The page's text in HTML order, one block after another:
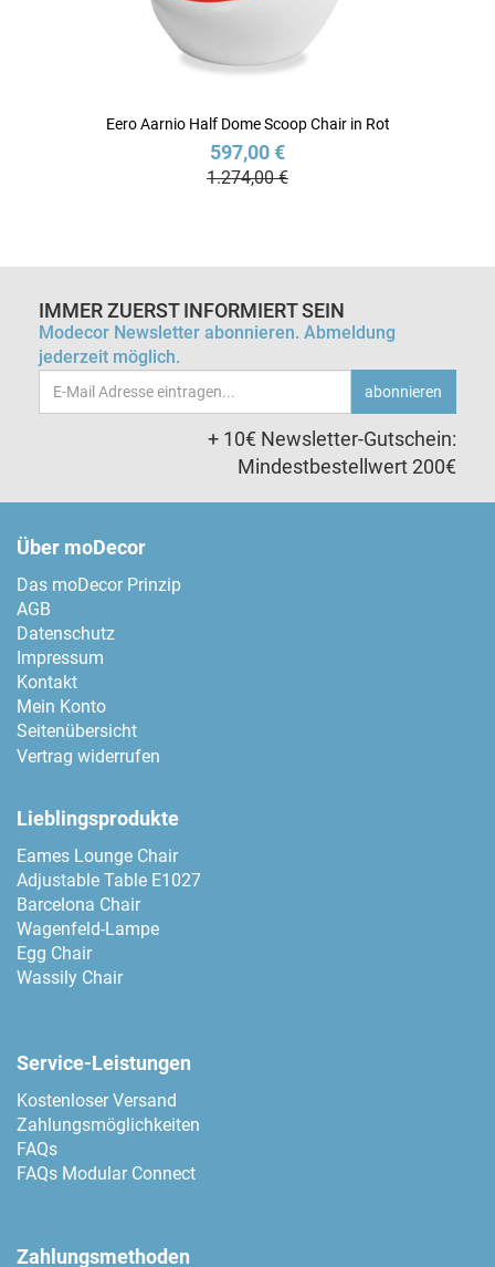
Eero Aarnio Half Dome Scoop Chair in Rot
597,00 €
1.274,00 €
IMMER ZUERST INFORMIERT SEIN
Modecor Newsletter abonnieren. Abmeldung
jederzeit möglich.
Email-
Adresse
abonnieren
+ 10€ Newsletter-Gutschein:
Mindestbestellwert 200€
Über moDecor
Das moDecor Prinzip
AGB
Datenschutz
Impressum
Kontakt
Mein Konto
Seitenübersicht
Vertrag widerrufen
Lieblingsprodukte
Eames Lounge Chair
Adjustable Table E1027
Barcelona Chair
Wagenfeld-Lampe
Egg Chair
Wassily Chair
Service-Leistungen
Kostenloser Versand
Zahlungsmöglichkeiten
FAQs
FAQs Modular Connect
Zahlungsmethoden